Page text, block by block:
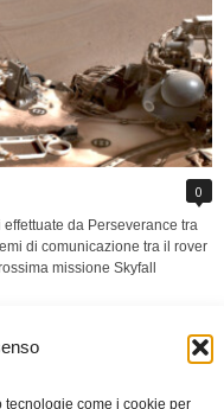
tecnologie come i cookie per
0
da Perseverance tra
di comunicazione tra il rover
missione Skyfall